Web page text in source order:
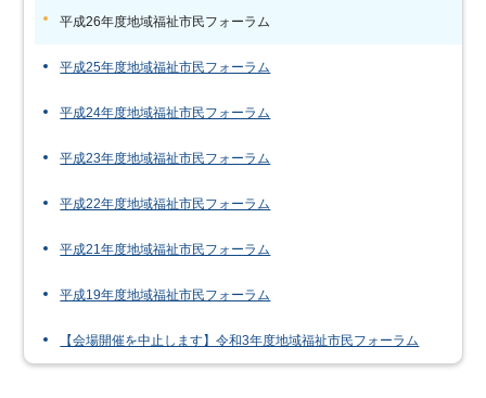
平成26年度地域福祉市民フォーラム
平成25年度地域福祉市民フォーラム
平成24年度地域福祉市民フォーラム
平成23年度地域福祉市民フォーラム
平成22年度地域福祉市民フォーラム
平成21年度地域福祉市民フォーラム
平成19年度地域福祉市民フォーラム
【会場開催を中止します】令和3年度地域福祉市民フォーラム